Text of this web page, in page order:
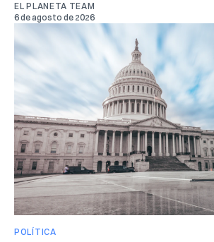
EL PLANETA TEAM
6 de agosto de 2026
POLÍTICA